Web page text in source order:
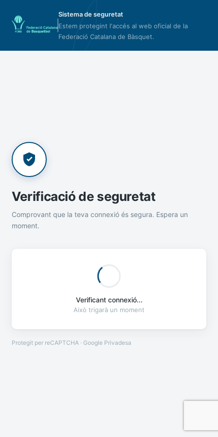
Sistema de seguretat
Estem protegint l'accés al web oficial de la
Federació Catalana de Bàsquet.
Verificació de seguretat
Comprovant que la teva connexió és segura. Espera un
moment.
Verificant connexió...
Això trigarà un moment
Protegit per reCAPTCHA · Google Privadesa